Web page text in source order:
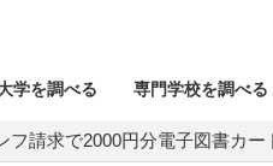
学を調べる 専門学校を調べる
フ請求で2000円分電子図書カー